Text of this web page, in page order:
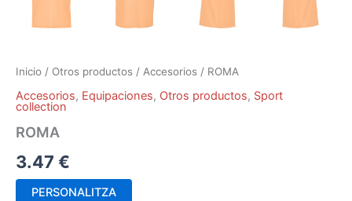
Inicio / Otros productos / Accesorios / ROMA
Accesorios, Equipaciones, Otros productos, Sport
collection
ROMA
3.47 €
PERSONALITZA